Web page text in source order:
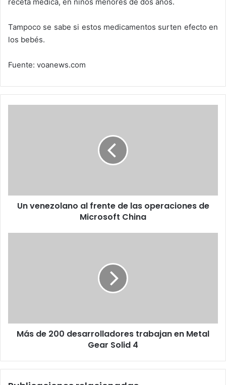
Tampoco se sabe si estos medicamentos surten efecto en
los bebés.
Fuente: voanews.com
Microsoft
ChinaUn venezolano al frente de las operaciones de
Microsoft China
Solid
Más de 200 desarrolladores trabajan en Metal
Gear Solid 4